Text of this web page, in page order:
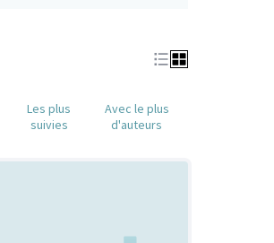
Les plus
suivies
Avec le plus
d'auteurs